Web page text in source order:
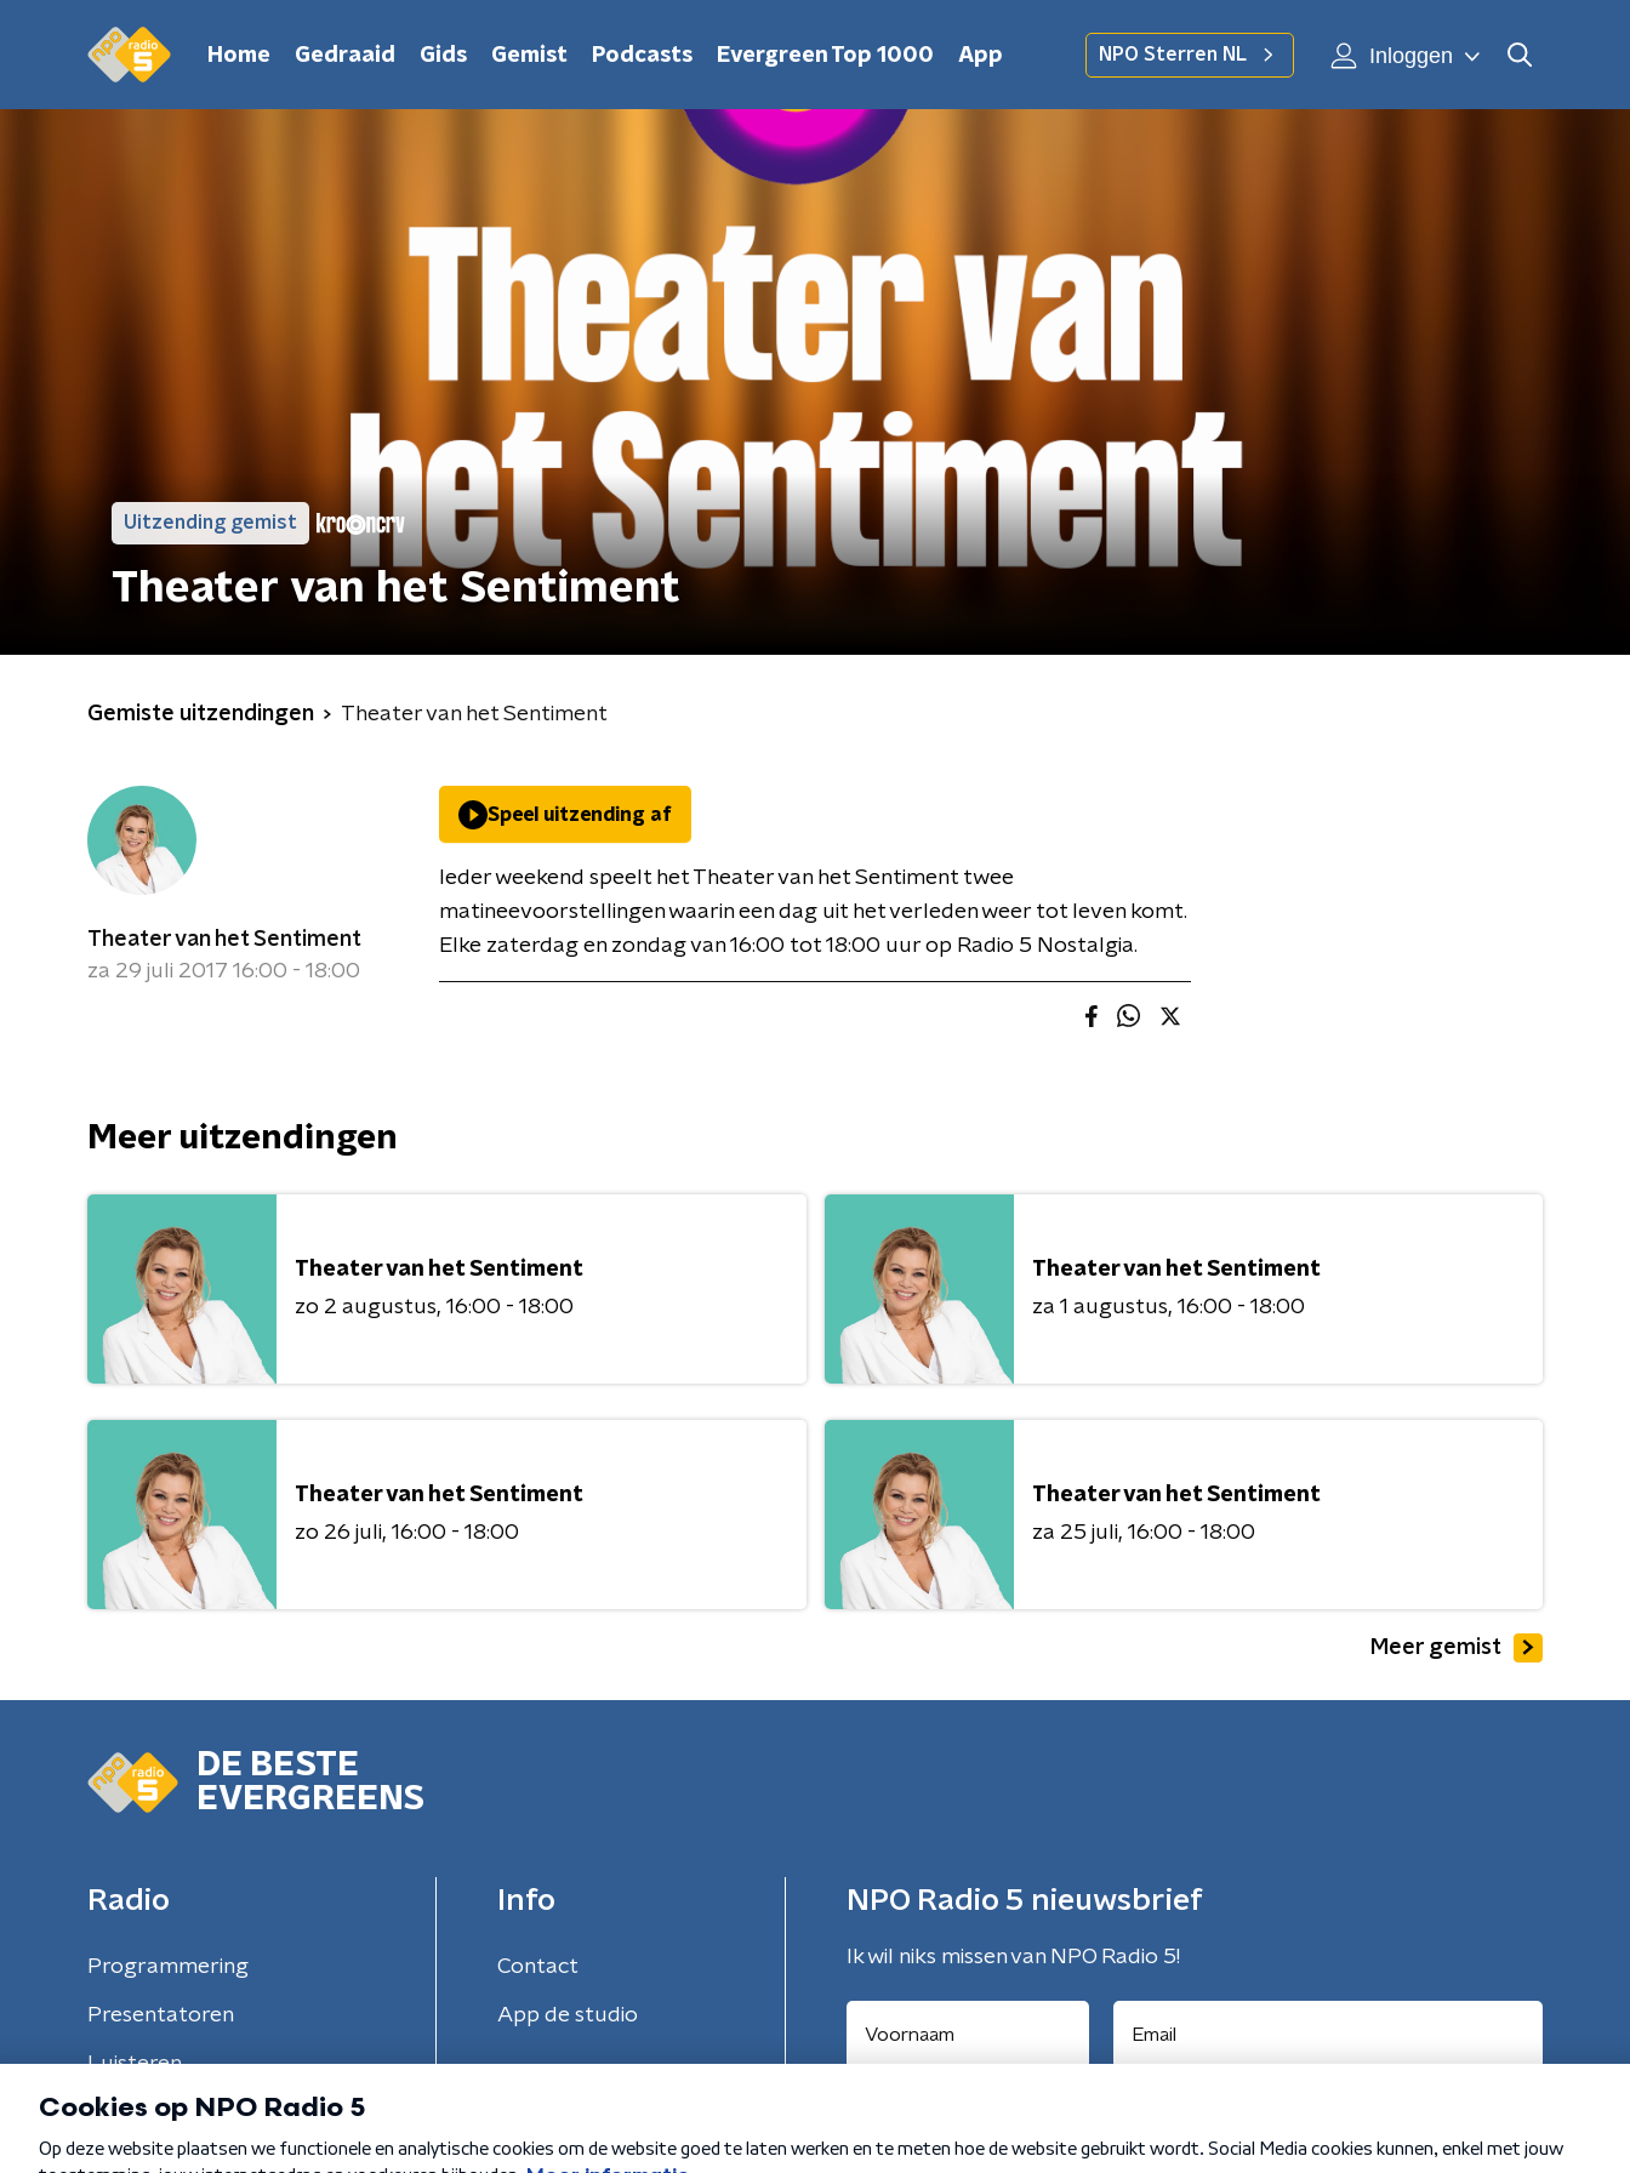
Home Gedraaid Gids Gemist Podcasts Evergreen Top 1000 App NPO Sterren NL Inloggen
Uitzending gemist
Theater van het Sentiment
Gemiste uitzendingen Theater van het Sentiment
Theater van het Sentiment
za 29 juli 2017 16:00 - 18:00
Speel uitzending af
Ieder weekend speelt het Theater van het Sentiment twee
matineevoorstellingen waarin een dag uit het verleden weer tot leven komt.
Elke zaterdag en zondag van 16:00 tot 18:00 uur op Radio 5 Nostalgia.
Meer uitzendingen
Theater van het Sentiment
zo 2 augustus 16:00 - 18:00
Theater van het Sentiment
za 1 augustus 16:00 - 18:00
Theater van het Sentiment
zo 26 juli 16:00 - 18:00
Theater van het Sentiment
za 25 juli 16:00 - 18:00
Meer gemist
DE BESTE
EVERGREENS
Radio
Programmering
Presentatoren
Luisteren
Info
Contact
App de studio
NPO Radio 5 nieuwsbrief
Ik wil niks missen van NPO Radio 5!